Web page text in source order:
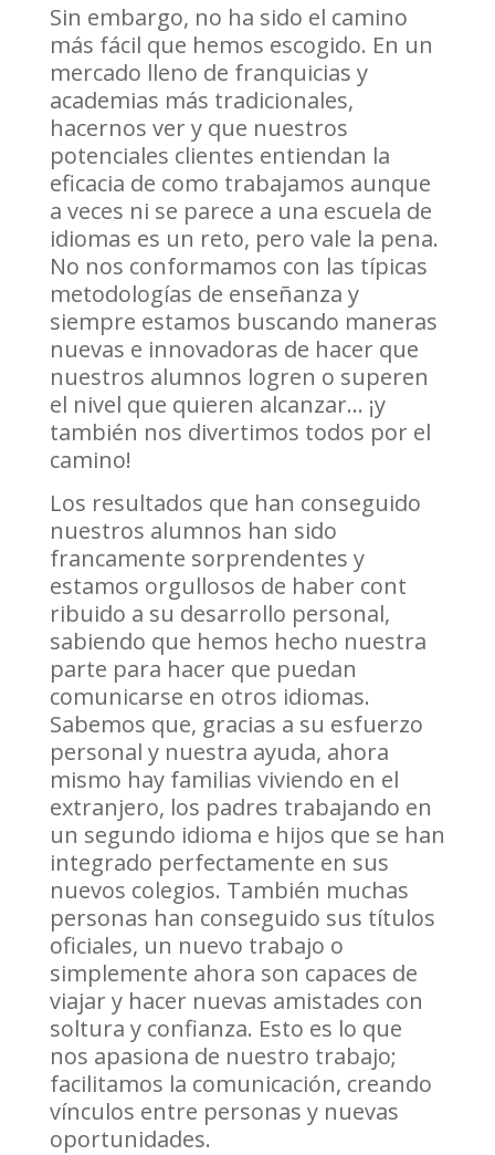
Sin embargo, no ha sido el camino
más fácil que hemos escogido. En un
mercado lleno de franquicias y
academias más tradicionales,
hacernos ver y que nuestros
potenciales clientes entiendan la
eficacia de como trabajamos aunque
a veces ni se parece a una escuela de
idiomas es un reto, pero vale la pena.
No nos conformamos con las típicas
metodologías de enseñanza y
siempre estamos buscando maneras
nuevas e innovadoras de hacer que
nuestros alumnos logren o superen
el nivel que quieren alcanzar… ¡y
también nos divertimos todos por el
camino!
Los resultados que han conseguido
nuestros alumnos han sido
francamente sorprendentes y
estamos orgullosos de haber cont
ribuido a su desarrollo personal,
sabiendo que hemos hecho nuestra
parte para hacer que puedan
comunicarse en otros idiomas.
Sabemos que, gracias a su esfuerzo
personal y nuestra ayuda, ahora
mismo hay familias viviendo en el
extranjero, los padres trabajando en
un segundo idioma e hijos que se han
integrado perfectamente en sus
nuevos colegios. También muchas
personas han conseguido sus títulos
oficiales, un nuevo trabajo o
simplemente ahora son capaces de
viajar y hacer nuevas amistades con
soltura y confianza. Esto es lo que
nos apasiona de nuestro trabajo;
facilitamos la comunicación, creando
vínculos entre personas y nuevas
oportunidades.